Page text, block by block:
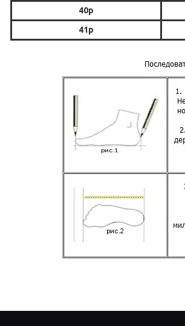
40р
41р